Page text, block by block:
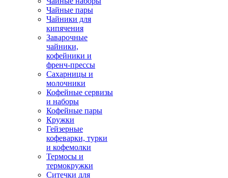
Чайные пары
Чайники для
кипячения
Заварочные
чайники,
кофейники и
френч-прессы
Сахарницы и
молочники
Кофейные сервизы
и наборы
Кофейные пары
Кружки
Гейзерные
кофеварки, турки
и кофемолки
Термосы и
термокружки
Ситечки для